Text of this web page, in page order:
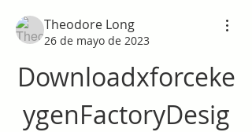
Theodore Long
26 de mayo de 2023
Downloadxforceke
ygenFactoryDesig